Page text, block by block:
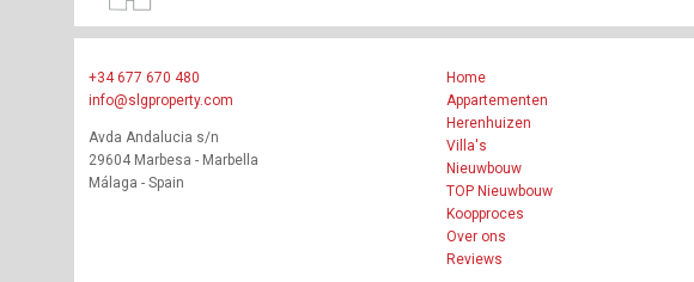
+34 677 670 480
info@slgproperty.com
Avda Andalucia s/n
29604 Marbesa - Marbella
Málaga - Spain
Home
Appartementen
Herenhuizen
Villa's
Nieuwbouw
TOP Nieuwbouw
Koopproces
Over ons
Reviews